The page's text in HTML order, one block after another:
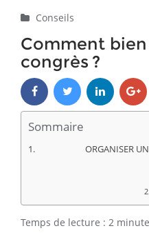
Conseils
Comment
congrès ?
Sommaire
ORGANISER
Temps de lecture : 2